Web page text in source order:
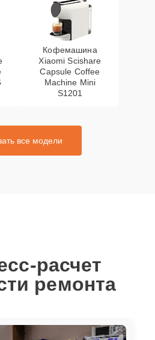
Кофемашина
Xiaomi Scishare
Capsule Coffee
Machine Mini
S1201
все модели
расчет
ремонта